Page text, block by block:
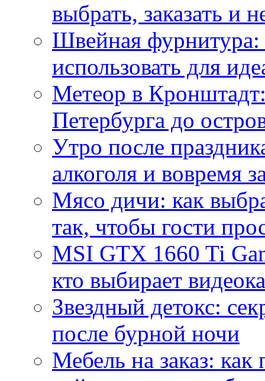
выбрать, заказать и
Швейная фурнитура:
использовать для
Метеор в
Петербурга до
Утро после
алкоголя и вовремя
Мясо дичи: как
так, чтобы гости
MSI GTX 1660 Ti
кто выбирает
Звездный детокс:
после бурной ночи
Мебель на заказ: